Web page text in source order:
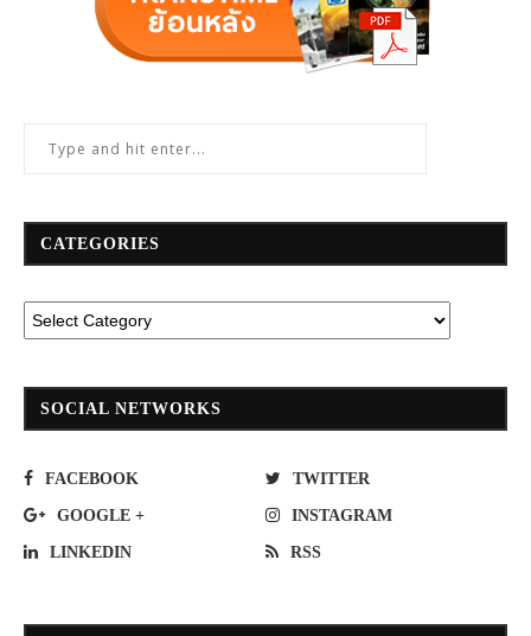
CATEGORIES
SOCIAL NETWORKS
FACEBOOK TWITTER
GOOGLE + INSTAGRAM
LINKEDIN RSS